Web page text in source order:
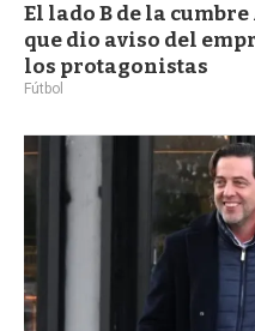
El lado B de la
que dio aviso del
los protagonistas
Fútbol